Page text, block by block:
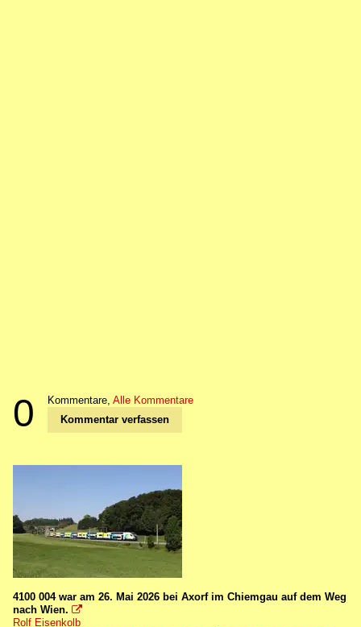
0 Kommentare, Alle Kommentare
Kommentar verfassen
4100 004 war am 26. Mai 2026 bei Axorf im Chiemgau auf dem Weg
nach Wien. 
Rolf Eisenkolb